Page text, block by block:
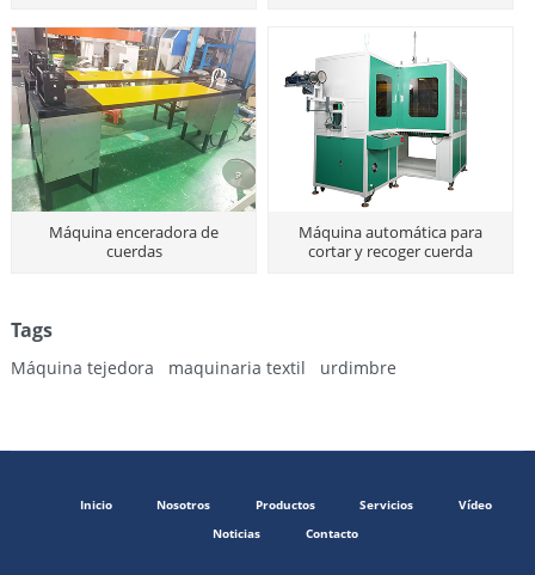
Máquina enceradora de
cuerdas
Máquina automática para
cortar y recoger cuerda
Tags
Máquina tejedora maquinaria textil urdimbre
Inicio Nosotros Productos Servicios
Vídeo
Noticias
Contacto